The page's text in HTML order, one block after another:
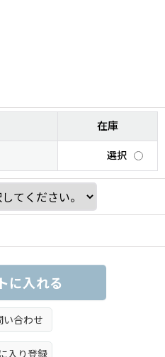
在庫
選択
に入れる
い合わせ
入り登録